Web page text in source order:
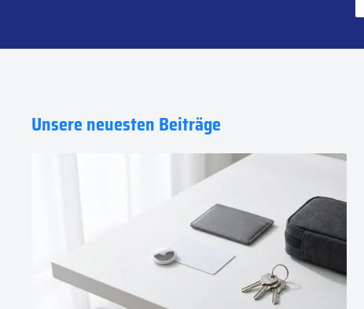
Unsere neuesten Beiträge